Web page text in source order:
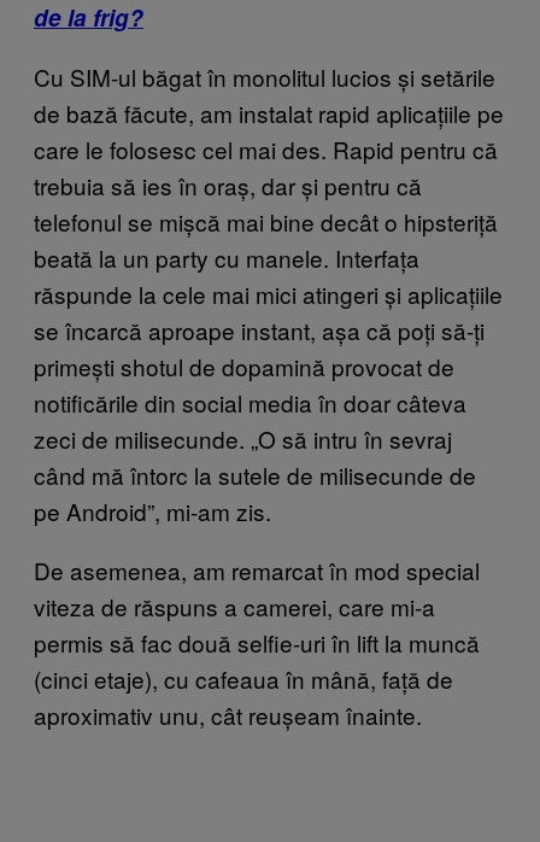
de la frig?
Cu SIM-ul băgat în monolitul lucios și setările
de bază făcute, am instalat rapid aplicațiile pe
care le folosesc cel mai des. Rapid pentru că
trebuia să ies în oraș, dar și pentru că
telefonul se mișcă mai bine decât o hipsteriță
beată la un party cu manele. Interfața
răspunde la cele mai mici atingeri și aplicațiile
se încarcă aproape instant, așa că poți să-ți
primești shotul de dopamină provocat de
notificările din social media în doar câteva
zeci de milisecunde. „O să intru în sevraj
când mă întorc la sutele de milisecunde de
pe Android”, mi-am zis.
De asemenea, am remarcat în mod special
viteza de răspuns a camerei, care mi-a
permis să fac două selfie-uri în lift la muncă
(cinci etaje), cu cafeaua în mână, față de
aproximativ unu, cât reușeam înainte.